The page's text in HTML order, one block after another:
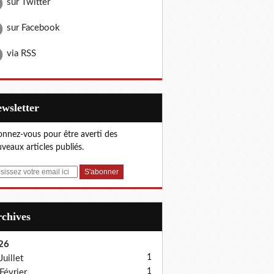
sur Twitter
sur Facebook
via RSS
vous pour être averti des
articles publiés.
Juillet
1
1